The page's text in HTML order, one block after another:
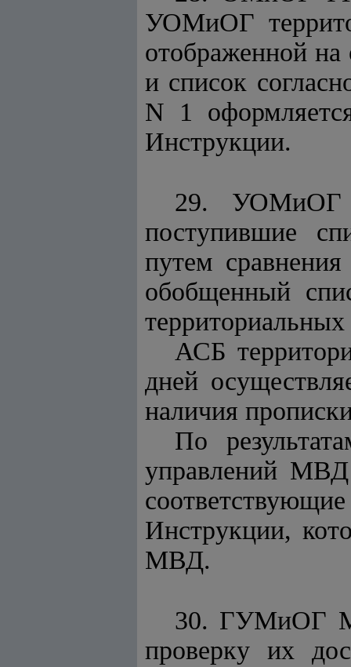
УОМиОГ
отображенной на
и список
N 1
Инструкции.
29. УОМиОГ
поступившие
путем
обобщенный
АСБ
дней
наличия
По
управлений
Инструкции,
МВД.
30. ГУМиОГ
проверку их